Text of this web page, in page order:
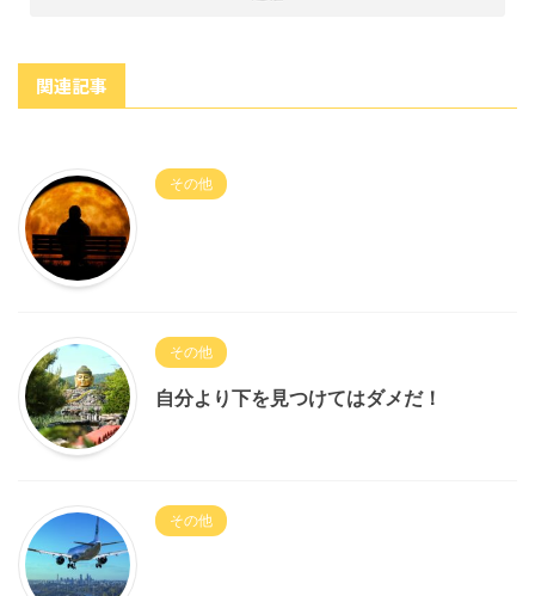
関連記事
その他
その他
自分より下を見つけてはダメだ！
その他